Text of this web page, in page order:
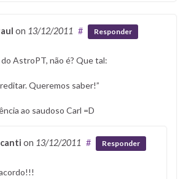
on 13/12/2011 # Responder
AstroPT, não é? Que tal:
Queremos saber!”
ao saudoso Carl =D
on 13/12/2011 # Responder